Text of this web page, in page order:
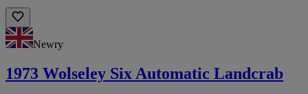
Newry
1973 Wolseley Six Automatic Landcrab